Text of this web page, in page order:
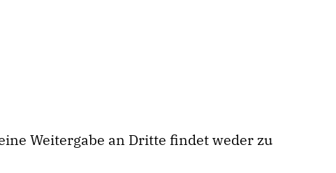
Weitergabe an Dritte findet weder zu